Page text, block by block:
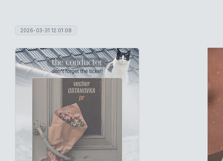
2026-03-31 12:01:08
the conductor
don't forget the ticket!